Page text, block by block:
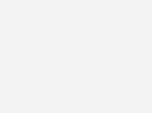
damit einverstanden, über